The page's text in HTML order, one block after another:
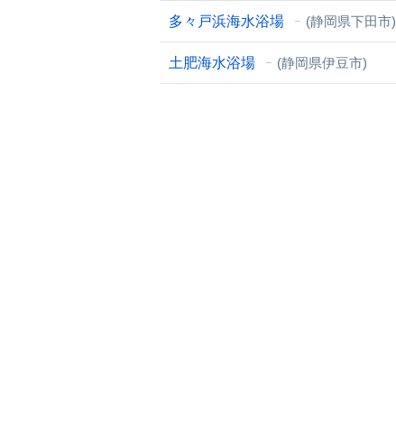
多々戸浜海水浴場 (静岡県下田市)
土肥海水浴場 (静岡県伊豆市)